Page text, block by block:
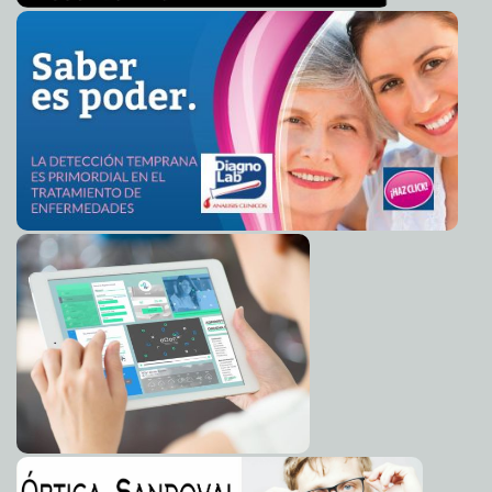
2012-06-05 17:40:55 Mérida comprometida con el medio ambiente: Nerio
Torres Arcila
2012-06-05 17:37:53 Max Cortázar, nuevo responsable de Difusión de la
campaña de JVM A7
2012-06-05 17:33:49 Queremos un Congreso que apoye a las empresas
socialmente responsables: Miguel Gutiérrez Machado A7
CONAFOR celebra con acciones el Día Mundial del
Medio Ambiente A7
2012-06-05 16:59:48 Renán Barrera impulsará ambicioso programa de
reforestación durante toda su administración
2012-06-05 15:54:28 Eddy Herrera está listo para su romance
Guillermo Barrera
Fernandez
2012-06-05 15:26:00 Se une ex candidato del PVEM de Kanasín a la campaña
de Joaquín Díaz MenaGuillermo Barrera Fernandez
2012-06-05 15:22:41 Cumple Sedesol con el blindaje: ninguna denuncia por
delitos electorales, destacan diputados Guillermo Barrera Fernandez
2012-06-05 15:00:45 Festejan el Día Mundial del Medio Ambiente en el
congreso Guillermo Barrera Fernandez
2012-06-05 14:46:17 Gestionaremos programas de mantenimiento en
parques y áreas verdes: Mauricio Vila
2012-06-05 14:31:00 Soy inocente del incendio en la guardería ABC
Izquierdo
2012-06-05 14:19:01 Simulacro IFE- IPEPAC Guillermo Barrera Fernandez